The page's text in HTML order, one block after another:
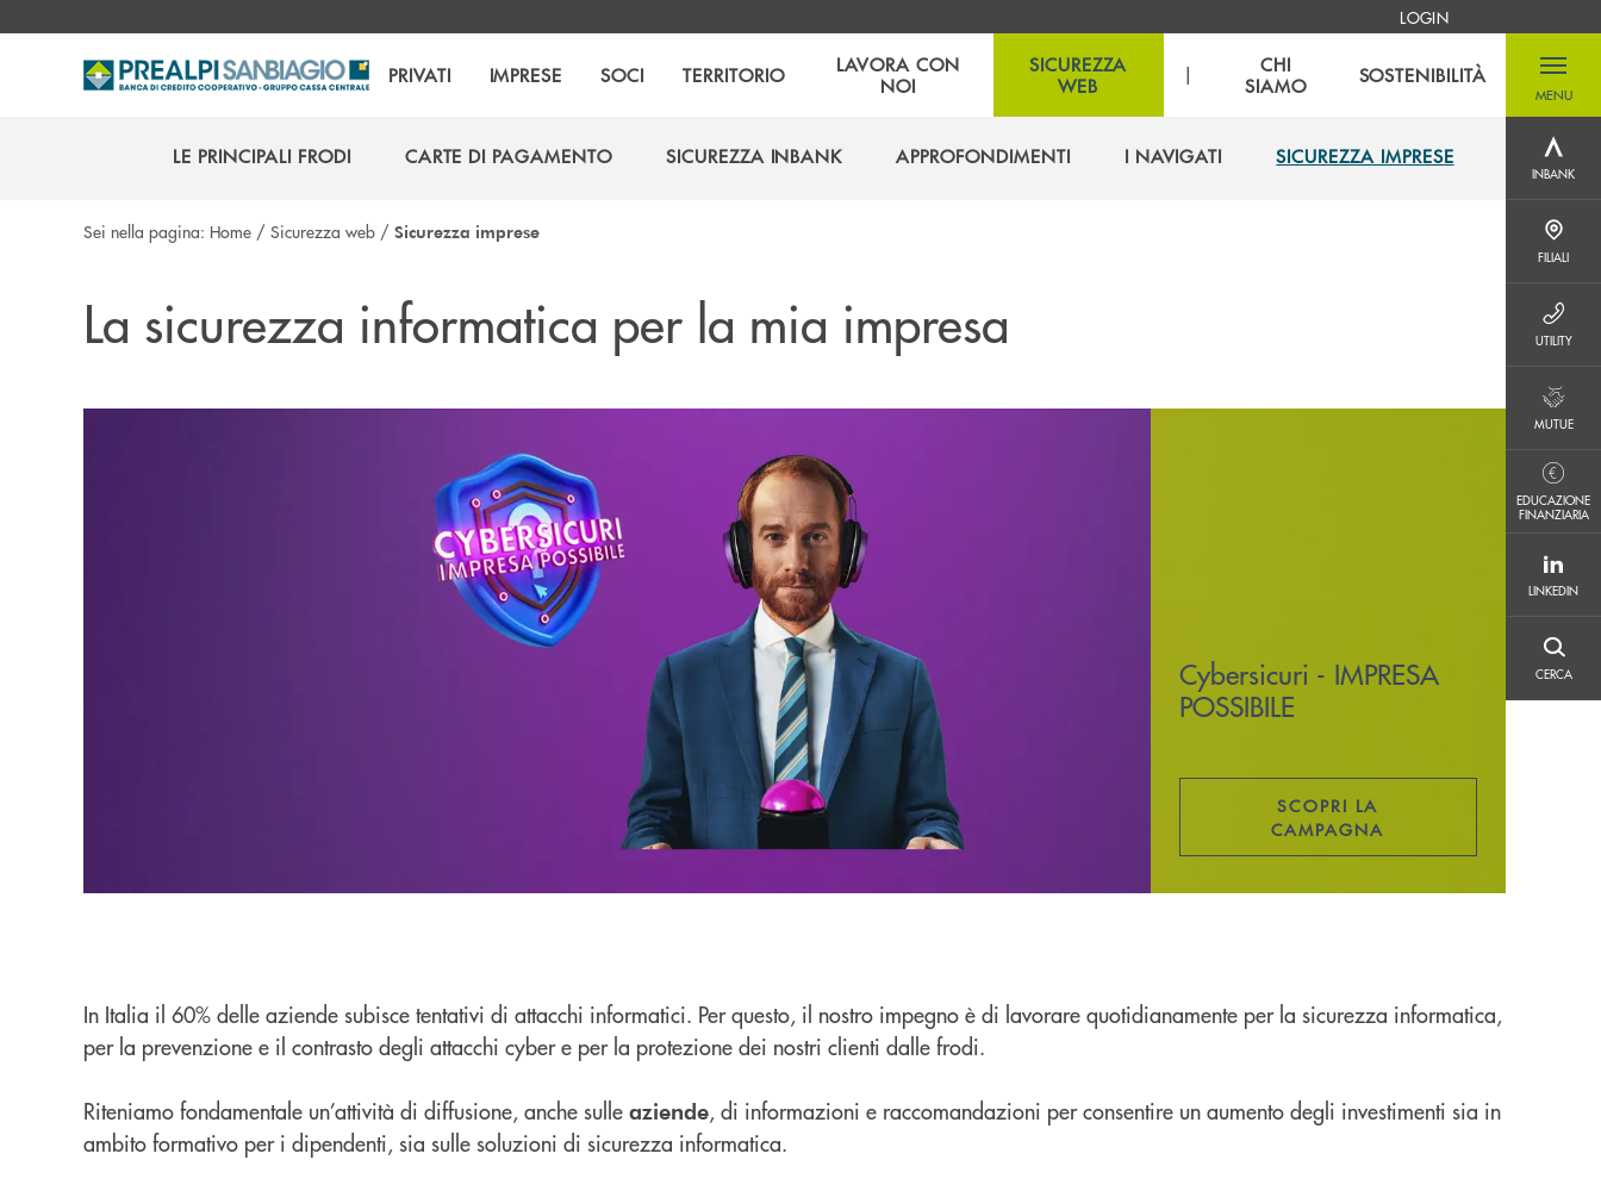
LOGIN
PRIVATI IMPRESE SOCI TERRITORIO
LAVORA CON
NOI
SICUREZZA
WEB
|
CHI
SIAMO
SOSTENIBILITÀ
MENU
menu
INBANK
INBANK
FILIALI
UTILITY
MUTUE
MUTUE
EDUCAZIONE
FINANZIARIA
LINKEDIN
CERCA
CERCA
LE PRINCIPALI FRODI
CARTE DI PAGAMENTO
SICUREZZA INBANK
APPROFONDIMENTI
I NAVIGATI
SICUREZZA IMPRESE
Sei nella pagina: Home / Sicurezza web / Sicurezza imprese
La sicurezza informatica per la mia impresa
Cybersicuri - IMPRESA
POSSIBILE
SCOPRI LA
CAMPAGNAAPRE UNA NUOVA
In Italia il 60% delle aziende subisce tentativi di attacchi informatici. Per questo, il nostro impegno è di lavorare quotidianamente per la sicurezza informatica,
per la prevenzione e il contrasto degli attacchi cyber e per la protezione dei nostri clienti dalle frodi.
Riteniamo fondamentale un’attività di diffusione, anche sulle aziende, di informazioni e raccomandazioni per consentire un aumento degli investimenti sia in
ambito formativo per i dipendenti, sia sulle soluzioni di sicurezza informatica.